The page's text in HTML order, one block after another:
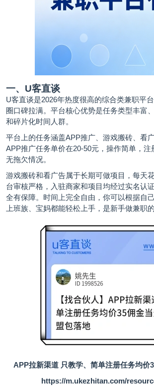
一、U客直谈
U客直谈是2026年热度很高的综合类兼职平
圈口碑拉满。平台核心优势是任务类型丰富
和碎片化时间人群。
平台上的任务涵盖APP推广、游戏搬砖、看
APP推广任务单价在20-50元，操作简单，注
无拖欠情况。
游戏搬砖和看广告属于长期可做项目，每天
台审核严格，入驻商家和项目均经过实名认
全有保障。时间上完全自由，你可以根据自
上班族、宝妈都能轻松上手，是新手做兼职
APP拉新渠道 只教学、简单注册任务均价
https://m.ukezhitan.com/